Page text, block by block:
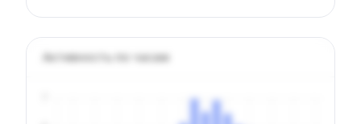
Активность по часам